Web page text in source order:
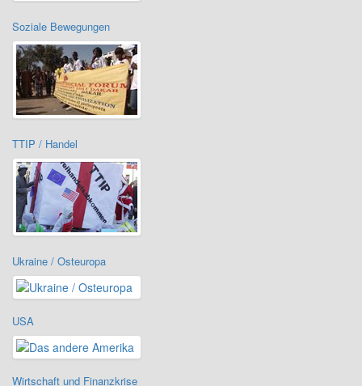
Soziale Bewegungen
TTIP / Handel
Ukraine / Osteuropa
USA
Wirtschaft und Finanzkrise